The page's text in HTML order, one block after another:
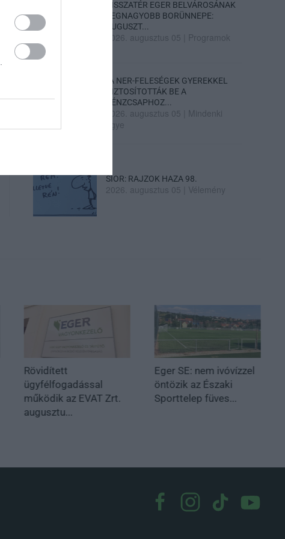
VISSZATÉR EGER BELVÁROSÁNAK
LEGNAGYOBB BORÜNNEPE:
AUGUSZT...
2026. augusztus 05 Programok
„A NER-FELESÉGEK GYEREKKEL
BIZTOSÍTOTTÁK BE A
PÉNZCSAPHOZ...
2026. augusztus 05
Mindenki
ügye
SIOR: RAJZOK HAZA 98.
2026. augusztus 05 Vélemény
Rövidített
ügyfélfogadással
működik az EVAT Zrt.
augusztu...
Eger SE: nem ivóvízzel
öntözik az Északi
Sporttelep füves...